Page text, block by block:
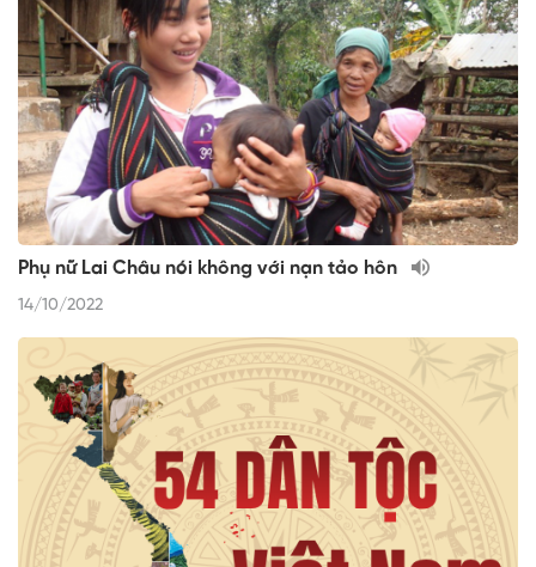
Phụ nữ Lai Châu nói không với nạn tảo hôn
14/10/2022